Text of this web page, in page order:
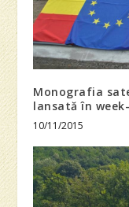
Monografia
lansată în
10/11/2015